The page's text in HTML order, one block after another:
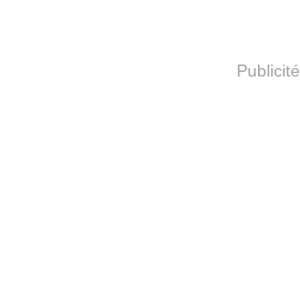
Publicité